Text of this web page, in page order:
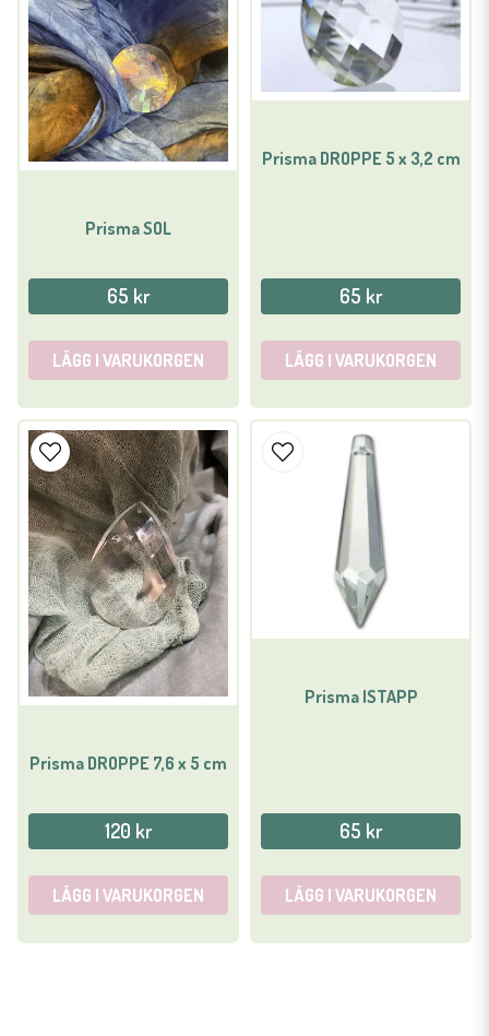
Prisma SOL
65 kr
LÄGG I VARUKORGEN
Prisma DROPPE 5 x 3,2 cm
65 kr
LÄGG I VARUKORGEN
Prisma DROPPE 7,6 x 5 cm
120 kr
LÄGG I VARUKORGEN
Prisma ISTAPP
65 kr
LÄGG I VARUKORGEN